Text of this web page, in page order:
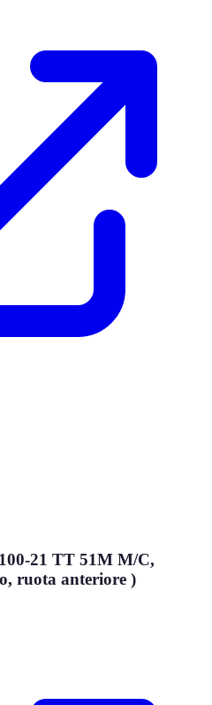
21 TT 51M M/C,
ruota anteriore )